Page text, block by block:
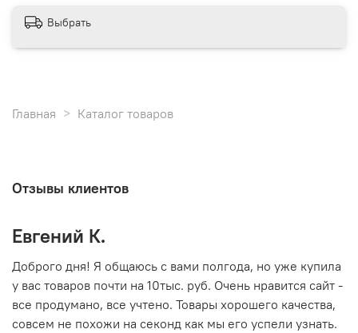
Выбрать
Главная Каталог товаров
Отзывы клиентов
Евгений К.
Доброго дня! Я общаюсь с вами полгода, но уже купила
у вас товаров почти на 10тыс. руб. Очень нравится сайт -
все продумано, все учтено. Товары хорошего качества,
совсем не похожи на секонд как мы его успели узнать.